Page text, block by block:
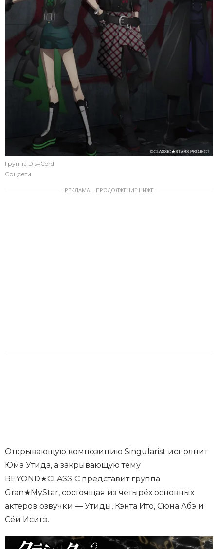
Группа Dis=Cord
Соцсети
РЕКЛАМА – ПРОДОЛЖЕНИЕ НИЖЕ
Открывающую композицию Singularist исполнит
Юма Утида, а закрывающую тему
BEYOND★CLASSIC представит группа
Gran★MyStar, состоящая из четырёх основных
актёров озвучки — Утиды, Кэнта Ито, Сюна Абэ и
Сёи Исигэ.